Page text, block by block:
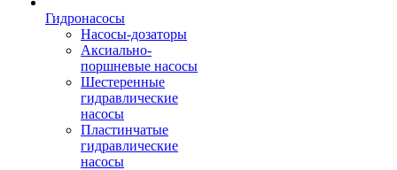
Гидронасосы
Насосы-дозаторы
Аксиально-
поршневые насосы
Шестеренные
гидравлические
насосы
Пластинчатые
гидравлические
насосы